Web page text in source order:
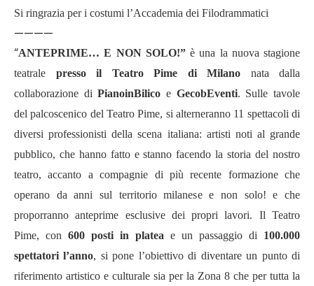
Si ringrazia per i costumi l’Accademia dei Filodrammatici
————
“ANTEPRIME… E NON SOLO!”è una la nuova stagione
teatrale presso il Teatro Pime di Milano nata dalla
collaborazione diPianoinBilico e GecobEventi. Sulle tavole
del palcoscenico del Teatro Pime, si alterneranno 11 spettacoli di
diversi professionisti della scena italiana: artisti noti al grande
pubblico, che hanno fatto e stanno facendo la storia del nostro
teatro, accanto a compagnie di più recente formazione che
operano da anni sul territorio milanese e non solo! e che
proporranno anteprime esclusive dei propri lavori. Il Teatro
Pime, con 600 posti in platea e un passaggio di 100.000
spettatori l’anno, si pone l’obiettivo di diventare un punto di
riferimento artistico e culturale sia per la Zona 8 che per tutta la